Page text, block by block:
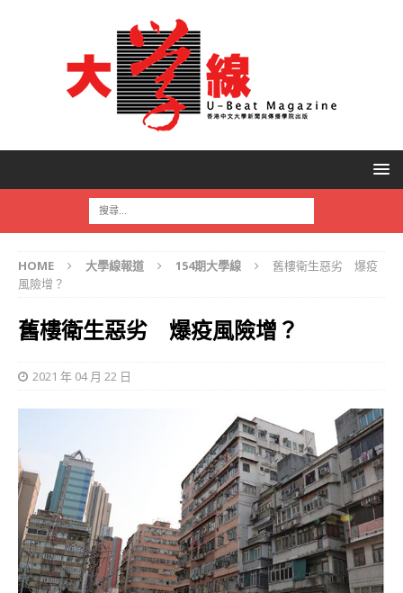
HOME 大學線報道 154期大學線
舊樓衛生惡劣 爆疫
風險增？
舊樓衛生惡劣 爆疫風險增？
2021 年 04 月 22 日